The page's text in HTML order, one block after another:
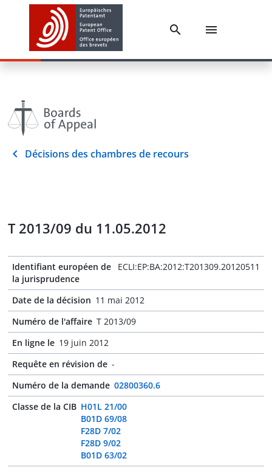
Décisions des chambres de recours
T 2013/09 du 11.05.2012
Identifiant européen de
la jurisprudence
ECLI:EP:BA:2012:T201309.20120511
Date de la décision 11 mai 2012
Numéro de l'affaire T 2013/09
En ligne le 19 juin 2012
Requête en révision de -
Numéro de la demande 02800360.6
Classe de la CIB H01L 21/00
B01D 69/08
F28D 7/02
F28D 9/02
B01D 63/02